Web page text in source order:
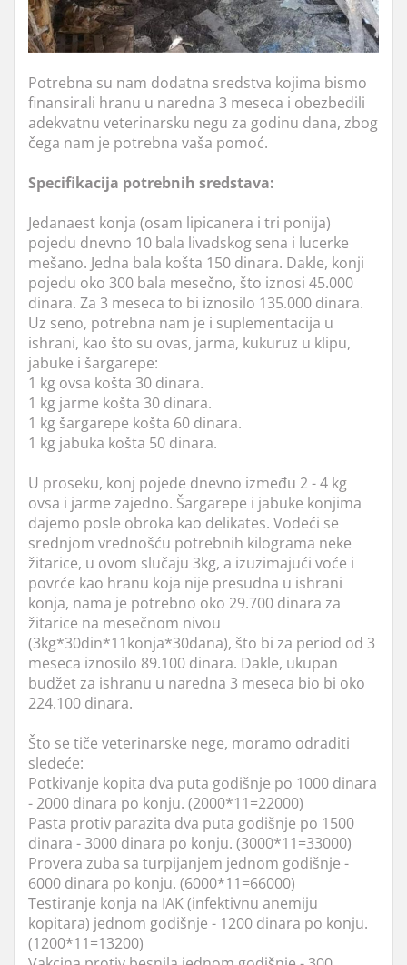
Potrebna su nam dodatna sredstva kojima bismo
finansirali hranu u naredna 3 meseca i obezbedili
adekvatnu veterinarsku negu za godinu dana, zbog
čega nam je potrebna vaša pomoć.
Specifikacija potrebnih sredstava:
Jedanaest konja (osam lipicanera i tri ponija)
pojedu dnevno 10 bala livadskog sena i lucerke
mešano. Jedna bala košta 150 dinara. Dakle, konji
pojedu oko 300 bala mesečno, što iznosi 45.000
dinara. Za 3 meseca to bi iznosilo 135.000 dinara.
Uz seno, potrebna nam je i suplementacija u
ishrani, kao što su ovas, jarma, kukuruz u klipu,
jabuke i šargarepe:
1 kg ovsa košta 30 dinara.
1 kg jarme košta 30 dinara.
1 kg šargarepe košta 60 dinara.
1 kg jabuka košta 50 dinara.
U proseku, konj pojede dnevno između 2 - 4 kg
ovsa i jarme zajedno. Šargarepe i jabuke konjima
dajemo posle obroka kao delikates. Vodeći se
srednjom vrednošću potrebnih kilograma neke
žitarice, u ovom slučaju 3kg, a izuzimajući voće i
povrće kao hranu koja nije presudna u ishrani
konja, nama je potrebno oko 29.700 dinara za
žitarice na mesečnom nivou
(3kg*30din*11konja*30dana), što bi za period od 3
meseca iznosilo 89.100 dinara. Dakle, ukupan
budžet za ishranu u naredna 3 meseca bio bi oko
224.100 dinara.
Što se tiče veterinarske nege, moramo odraditi
sledeće:
Potkivanje kopita dva puta godišnje po 1000 dinara
- 2000 dinara po konju. (2000*11=22000)
Pasta protiv parazita dva puta godišnje po 1500
dinara - 3000 dinara po konju. (3000*11=33000)
Provera zuba sa turpijanjem jednom godišnje -
6000 dinara po konju. (6000*11=66000)
Testiranje konja na IAK (infektivnu anemiju
kopitara) jednom godišnje - 1200 dinara po konju.
(1200*11=13200)